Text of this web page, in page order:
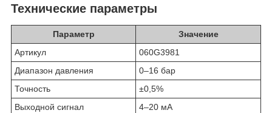
Технические параметры
Параметр
Значение
Артикул
060G3981
Диапазон давления
0–16 бар
Точность
±0,5%
Выходной сигнал
4–20 мА